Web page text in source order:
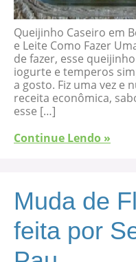
Queijinho Caseiro em
e Leite Como Fazer
de fazer, esse
iogurte e temperos
a gosto. Fiz uma vez e
receita econômica,
esse […]
Continue Lendo »
Muda de
feita por